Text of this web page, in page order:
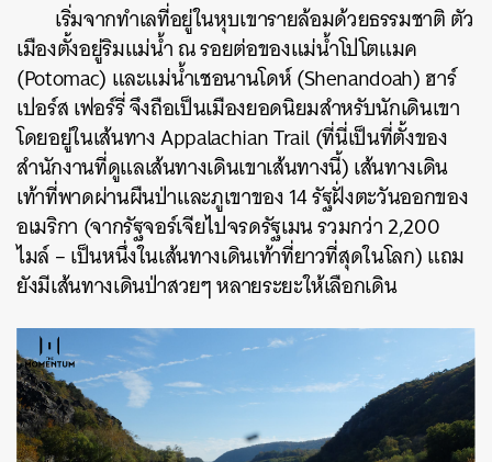
เริ่มจากทำเลที่อยู่ในหุบเขารายล้อมด้วยธรรมชาติ ตัว
เมืองตั้งอยู่ริมแม่น้ำ ณ รอยต่อของแม่น้ำโปโตแมค
(Potomac) และแม่น้ำเชอนานโดห์ (Shenandoah) ฮาร์
เปอร์ส เฟอร์รี่ จึงถือเป็นเมืองยอดนิยมสำหรับนักเดินเขา
โดยอยู่ในเส้นทาง Appalachian Trail (ที่นี่เป็นที่ตั้งของ
สำนักงานที่ดูแลเส้นทางเดินเขาเส้นทางนี้) เส้นทางเดิน
เท้าที่พาดผ่านผืนป่าและภูเขาของ 14 รัฐฝั่งตะวันออกของ
อเมริกา (จากรัฐจอร์เจียไปจรดรัฐเมน รวมกว่า 2,200
ไมล์ – เป็นหนึ่งในเส้นทางเดินเท้าที่ยาวที่สุดในโลก) แถม
ยังมีเส้นทางเดินป่าสวยๆ หลายระยะให้เลือกเดิน